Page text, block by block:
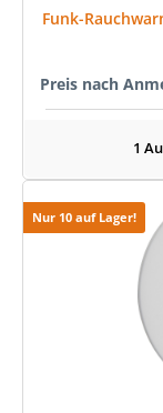
Funk-
Preis nach
1
Nur 10 auf Lager!